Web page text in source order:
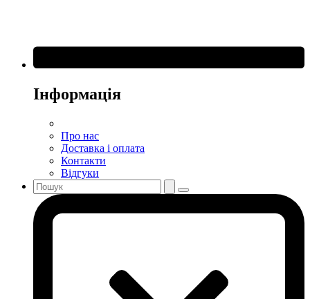
Інформація
Про нас
Доставка і оплата
Контакти
Відгуки